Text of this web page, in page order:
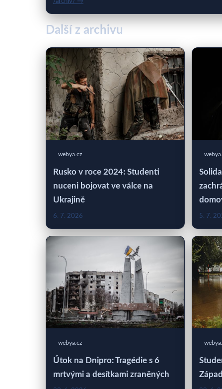
Další z archivu
webya.cz
Rusko v roce 2024: Studenti
nuceni bojovat ve válce na
Ukrajině
6. 7. 2026 5. 7.
webya.cz
Útok na Dnipro: Tragédie s 6
mrtvými a desítkami zraněných